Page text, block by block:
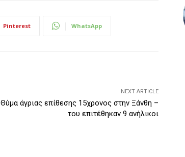
Pinterest WhatsApp
NEXT ARTICLE
Θύμα άγριας επίθεσης 15χρονος στην Ξάνθη –
του επιτέθηκαν 9 ανήλικοι